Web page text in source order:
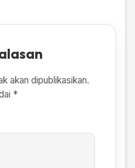
akan dipublikasikan.
*